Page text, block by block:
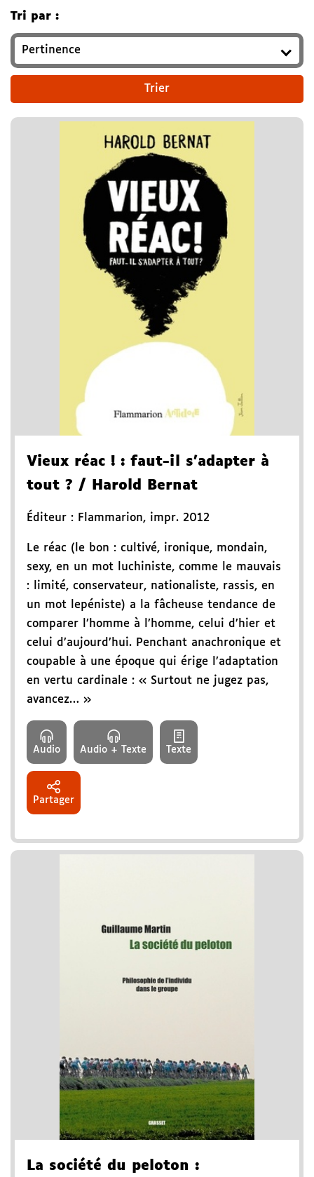
Tri par :
Vieux réac ! : faut-il s'adapter à
tout ? / Harold Bernat
Éditeur : Flammarion, impr. 2012
Le réac (le bon : cultivé, ironique, mondain,
sexy, en un mot luchiniste, comme le mauvais
: limité, conservateur, nationaliste, rassis, en
un mot lepéniste) a la fâcheuse tendance de
comparer l’homme à l’homme, celui d’hier et
celui d’aujourd’hui. Penchant anachronique et
coupable à une époque qui érige l’adaptation
en vertu cardinale : « Surtout ne jugez pas,
avancez… »
Audio Audio + Texte Texte
Partager
La société du peloton :